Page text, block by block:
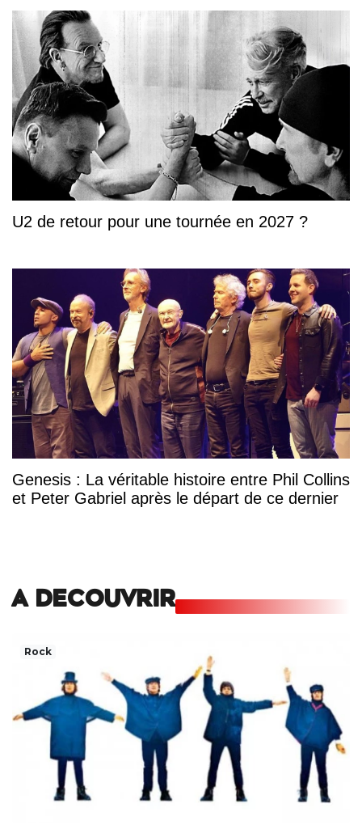
U2 de retour pour une tournée en 2027 ?
Genesis : La véritable histoire entre Phil Collins
et Peter Gabriel après le départ de ce dernier
A DECOUVRIR
Rock